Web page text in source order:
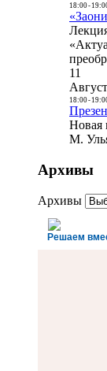
18:00-
11
18:00-
Новая
М.
Архивы
Архивы
Решаем